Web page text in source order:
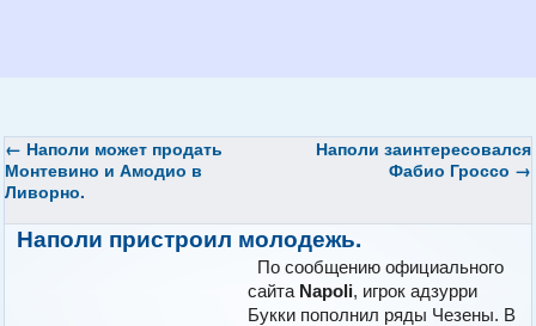
← Наполи может продать
Монтевино и Амодио в
Ливорно.
Наполи заинтересовался
Фабио Гроссо →
Наполи пристроил молодежь.
По сообщению официального
сайта Napoli, игрок адзурри
Букки пополнил ряды Чезены. В